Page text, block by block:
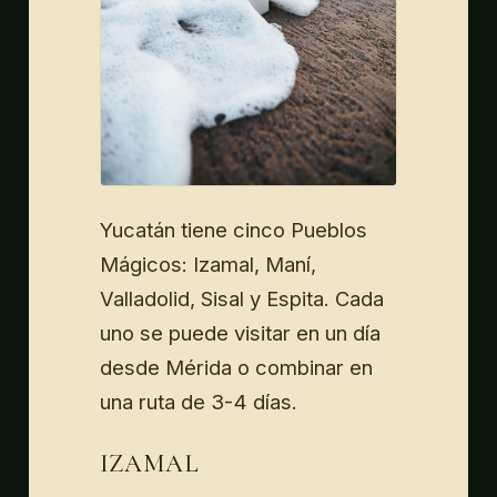
Yucatán tiene cinco Pueblos
Mágicos: Izamal, Maní,
Valladolid, Sisal y Espita. Cada
uno se puede visitar en un día
desde Mérida o combinar en
una ruta de 3-4 días.
IZAMAL